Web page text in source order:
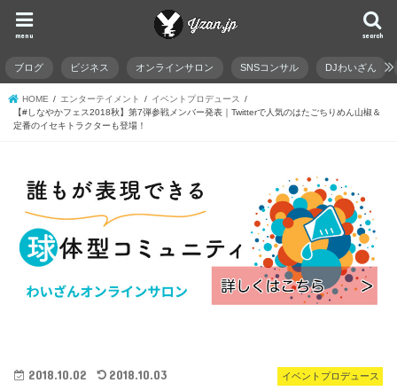
search
menu
ブログ ビジネス オンラインサロン SNSコンサル DJわいざん
HOME エンターテイメント
イベントプロデュース
【#しなやかフェス2018秋】第7弾参戦メンバー発表｜Twitterで人気のはたごちりめん山椒＆
定番のイセキトラクターも登場！
イベントプロデュース
2018.10.02 2018.10.03